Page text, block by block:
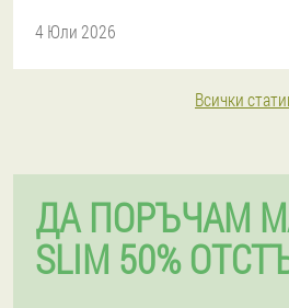
4 Юли 2026
Всички
ДА ПОРЪЧАМ
SLIM 50%